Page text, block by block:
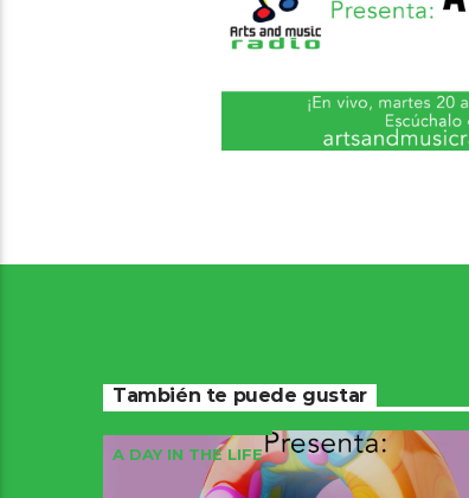
También te puede gustar
A DAY IN THE LIFE